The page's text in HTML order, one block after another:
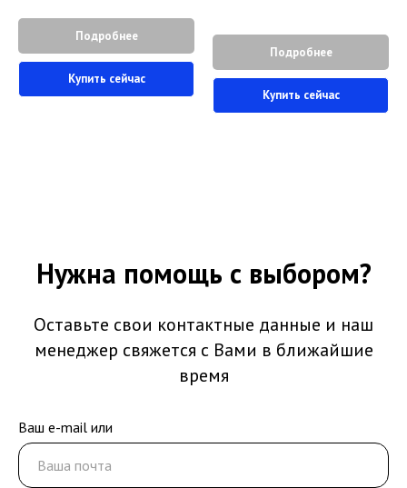
Подробнее
Купить сейчас
Подробнее
Купить сейчас
Нужна помощь с выбором?
Оставьте свои контактные данные и наш
менеджер свяжется с Вами в ближайшие
время
Ваш e-mail или